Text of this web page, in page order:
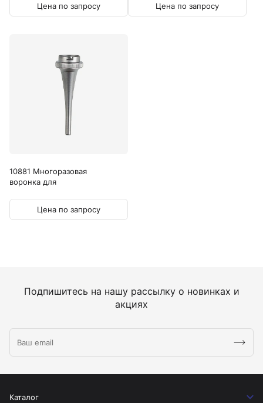
Цена по запросу
Цена по запросу
10881 Многоразовая
воронка для
Цена по запросу
Подпишитесь на нашу рассылку о новинках и
акциях
Каталог